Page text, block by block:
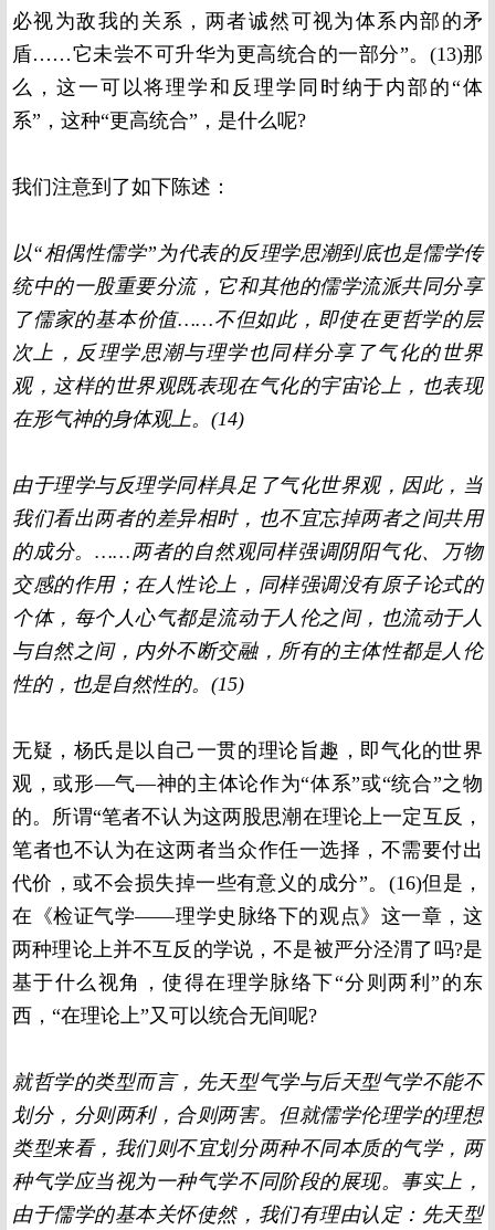
必视为敌我的关系，两者诚然可视为体系内部的矛
盾……它未尝不可升华为更高统合的一部分”。 (13)那
么，这一可以将理学和反理学同时纳于内部的“体
系”，这种“更高统合”，是什么呢?
我们注意到了如下陈述：
以“相偶性儒学”为代表的反理学思潮到底也是儒学传
统中的一股重要分流，它和其他的儒学流派共同分享
了儒家的基本价值……不但如此，即使在更哲学的层
次上，反理学思潮与理学也同样分享了气化的世界
观，这样的世界观既表现在气化的宇宙论上，也表现
在形气神的身体观上。 (14)
由于理学与反理学同样具足了气化世界观，因此，当
我们看出两者的差异相时，也不宜忘掉两者之间共用
的成分。……两者的自然观同样强调阴阳气化、万物
交感的作用；在人性论上，同样强调没有原子论式的
个体，每个人心气都是流动于人伦之间，也流动于人
与自然之间，内外不断交融，所有的主体性都是人伦
性的，也是自然性的。 (15)
无疑，杨氏是以自己一贯的理论旨趣，即气化的世界
观，或形—气—神的主体论作为“体系”或“统合”之物
的。所谓“笔者不认为这两股思潮在理论上一定互反，
笔者也不认为在这两者当众作任一选择，不需要付出
代价，或不会损失掉一些有意义的成分”。 (16)但是，
在《检证气学——理学史脉络下的观点》这一章，这
两种理论上并不互反的学说，不是被严分泾渭了吗?是
基于什么视角，使得在理学脉络下“分则两利”的东
西，“在理论上”又可以统合无间呢?
就哲学的类型而言，先天型气学与后天型气学不能不
划分，分则两利，合则两害。但就儒学伦理学的理想
类型来看，我们则不宜划分两种不同本质的气学，两
种气学应当视为一种气学不同阶段的展现。事实上，
由于儒学的基本关怀使然，我们有理由认定：先天型